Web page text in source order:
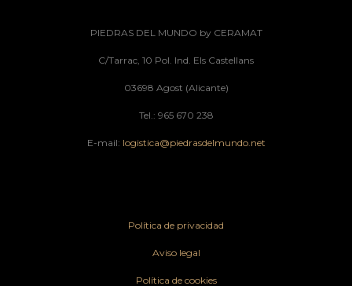
PIEDRAS DEL MUNDO by CERAMAT
C/Tarrac, 10 Pol. Ind. Els Castellans
03698 Agost (Alicante)
Tel.: 965 670 238
E-mail: logistica@piedrasdelmundo.net
Política de privacidad
Aviso legal
Política de cookies